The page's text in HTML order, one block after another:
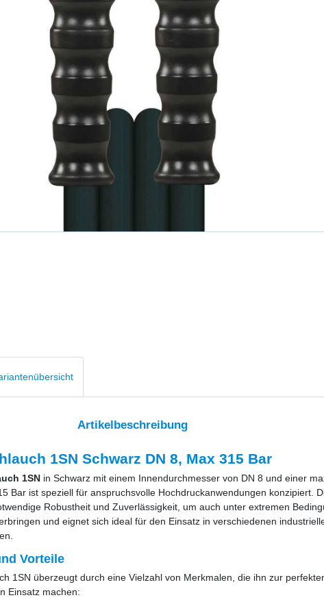
Artikelbeschreibung
1SN Schwarz DN 8, Max 315 Bar
1SNin Schwarz mit einem Innendurchmesser von DN 8 und einer
Bar ist speziell für anspruchsvolle Hochdruckanwendungen konzipiert.
Robustheit und Zuverlässigkeit, um auch unter extremen
und eignet sich ideal für den Einsatz in verschiedenen
Vorteile
1SN überzeugt durch eine Vielzahl von Merkmalen, die ihn zur
Einsatz machen: